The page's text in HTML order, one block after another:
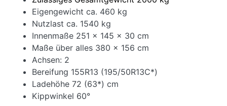
Eigengewicht ca. 460 kg
Nutzlast ca. 1540 kg
Innenmaße 251 x 145 x 30 cm
Maße über alles 380 x 156 cm
Achsen: 2
Bereifung 155R13 (195/50R13C*)
Ladehöhe 72 (63*) cm
Kippwinkel 60°